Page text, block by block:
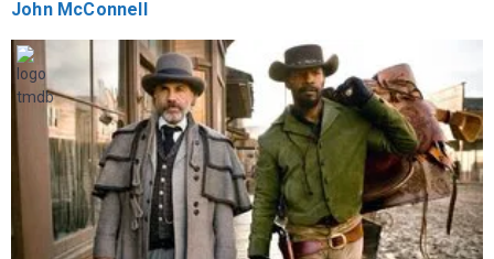
John McConnell